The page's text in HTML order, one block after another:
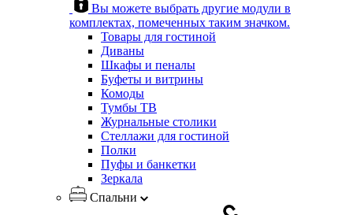
Вы можете выбрать другие модули в
комплектах, помеченных таким значком.
Товары для гостиной
Диваны
Шкафы и пеналы
Буфеты и витрины
Комоды
Тумбы ТВ
Журнальные столики
Стеллажи для гостиной
Полки
Пуфы и банкетки
Зеркала
Спальни